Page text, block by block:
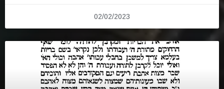
02/02/2023